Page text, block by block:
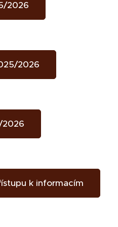
2026
2026
2026
k informacím